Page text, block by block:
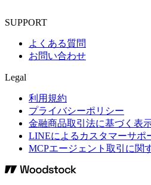
SUPPORT
よくある質問
お問い合わせ
Legal
利用規約
プライバシーポリシー
金融商品取引法に基づく表
LINEによるカスタマーサポ
MCPエージェント取引に関